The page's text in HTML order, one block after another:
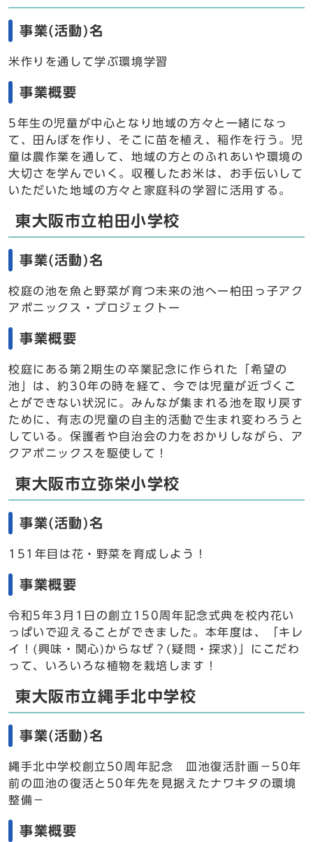
事業(活動)名
米作りを通して学ぶ環境学習
事業概要
5年生の児童が中心となり地域の方々と一緒になっ
て、田んぼを作り、そこに苗を植え、稲作を行う。児
童は農作業を通して、地域の方とのふれあいや環境の
大切さを学んでいく。収穫したお米は、お手伝いして
いただいた地域の方々と家庭科の学習に活用する。
東大阪市立柏田小学校
事業(活動)名
校庭の池を魚と野菜が育つ未来の池へー柏田っ子アク
アポニックス・プロジェクトー
事業概要
校庭にある第2期生の卒業記念に作られた「希望の
池」は、約30年の時を経て、今では児童が近づくこ
とができない状況に。みんなが集まれる池を取り戻す
ために、有志の児童の自主的活動で生まれ変わろうと
している。保護者や自治会の力をおかりしながら、ア
クアポニックスを駆使して！
東大阪市立弥栄小学校
事業(活動)名
151年目は花・野菜を育成しよう！
事業概要
令和5年3月1日の創立150周年記念式典を校内花い
っぱいで迎えることができました。本年度は、「キレ
イ！(興味・関心)からなぜ？(疑問・探求)」にこだわ
って、いろいろな植物を栽培します！
東大阪市立縄手北中学校
事業(活動)名
縄手北中学校創立50周年記念 皿池復活計画－50年
前の皿池の復活と50年先を見据えたナワキタの環境
整備－
事業概要